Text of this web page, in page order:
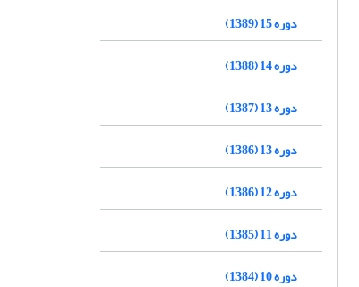
دوره 15 (1389)
دوره 14 (1388)
دوره 13 (1387)
دوره 13 (1386)
دوره 12 (1386)
دوره 11 (1385)
دوره 10 (1384)